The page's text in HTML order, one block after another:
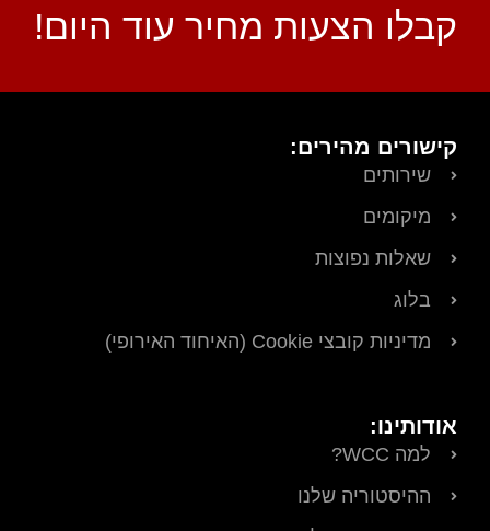
קבלו הצעות מחיר עוד היום!
קישורים מהירים:
שירותים
מיקומים
שאלות נפוצות
בלוג
מדיניות קובצי Cookie (האיחוד האירופי)
אודותינו:
למה WCC?
ההיסטוריה שלנו